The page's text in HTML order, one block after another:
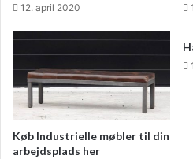
12. april 2020
Køb Industrielle møbler til din
arbejdsplads her